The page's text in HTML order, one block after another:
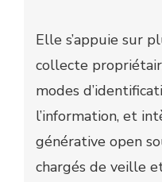
Elle s’appuie sur
collecte
modes
l’information, et
générative open
chargés de veille